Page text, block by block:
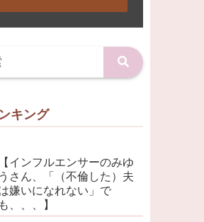
キング
【インフルエンサーのみゆ
うさん、「（不倫した）夫
嫌いになれない」で
も、、、】